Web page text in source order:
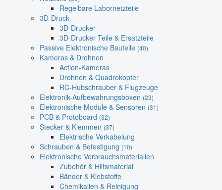
Regelbare Labornetzteile
3D-Druck
3D-Drucker
3D-Drucker Teile & Ersatzteile
Passive Elektronische Bauteile (40)
Kameras & Drohnen
Action-Kameras
Drohnen & Quadrokopter
RC-Hubschrauber & Flugzeuge
Elektronik-Aufbewahrungsboxen (23)
Elektronische Module & Sensoren (31)
PCB & Protoboard (32)
Stecker & Klemmen (37)
Elektrische Verkabelung
Schrauben & Befestigung (10)
Elektronische Verbrauchsmaterialien
Zubehör & Hilfsmaterial
Bänder & Klebstoffe
Chemikalien & Reinigung